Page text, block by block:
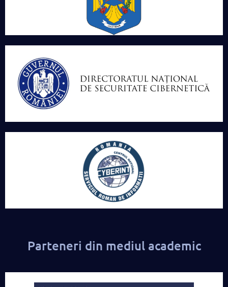
Parteneri din mediul academic